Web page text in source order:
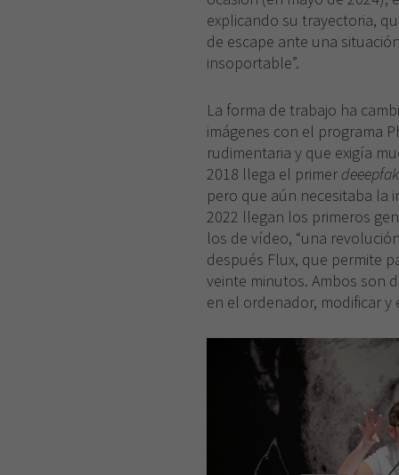
explicando su trayectoria,
de escape ante una
insoportable”.
La forma de trabajo ha
imágenes con el programa
rudimentaria y que exigía
2018 llega el primer
pero que aún necesitaba la
2022 llegan los primeros
los de vídeo, “una
después Flux, que permite
veinte minutos. Ambos son
en el ordenador, modificar y